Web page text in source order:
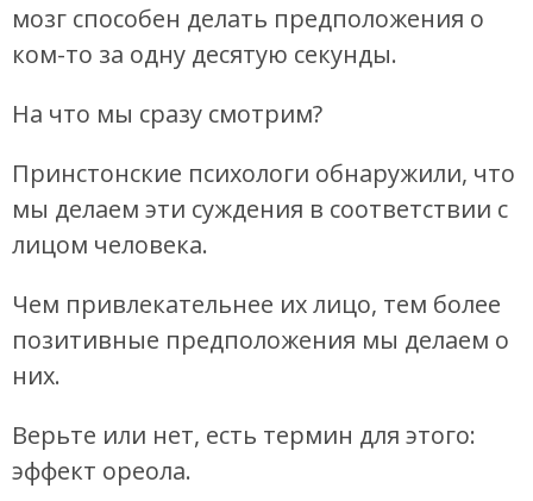
мозг способен делать предположения о
ком-то за одну десятую секунды.
На что мы сразу смотрим?
Принстонские психологи обнаружили, что
мы делаем эти суждения в соответствии с
лицом человека.
Чем привлекательнее их лицо, тем более
позитивные предположения мы делаем о
них.
Верьте или нет, есть термин для этого:
эффект ореола.